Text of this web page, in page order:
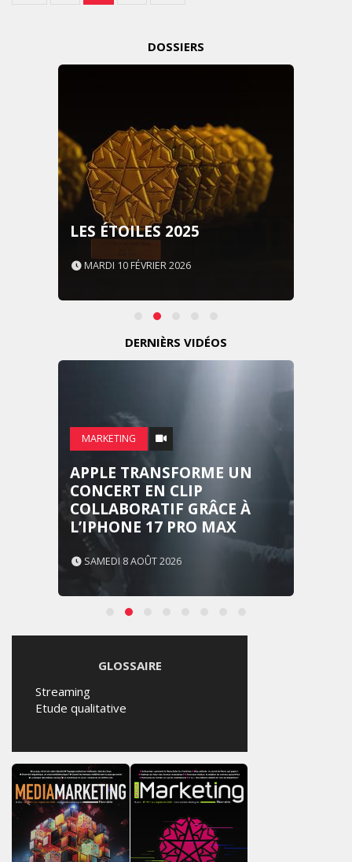
DOSSIERS
LES ÉTOILES 2025
MARDI 10 FÉVRIER 2026
DERNIÈRS VIDÉOS
MARKETING
APPLE TRANSFORME UN
CONCERT EN CLIP
COLLABORATIF GRÂCE À
L’IPHONE 17 PRO MAX
SAMEDI 8 AOÛT 2026
GLOSSAIRE
Streaming
Etude qualitative